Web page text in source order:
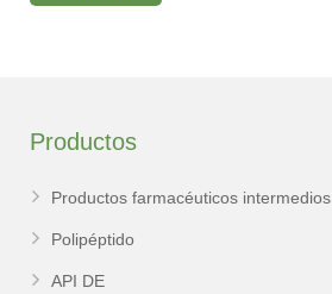
Productos
Productos farmacéuticos intermedios
Polipéptido
API DE